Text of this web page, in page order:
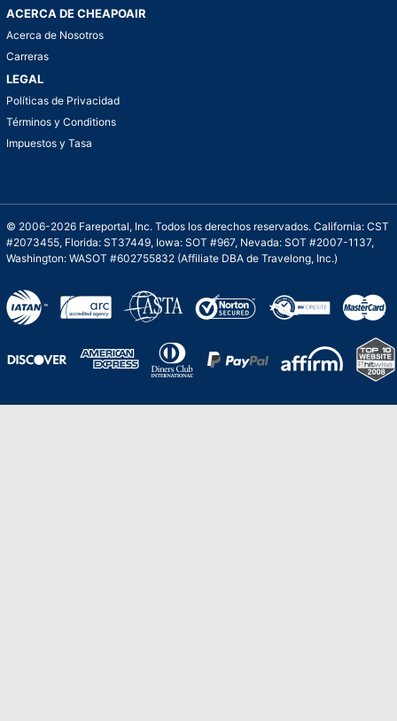
ACERCA DE CHEAPOAIR
Acerca de Nosotros
Carreras
LEGAL
Políticas de Privacidad
Términos y Conditions
Impuestos y Tasa
© 2006-2026 Fareportal, Inc. Todos los derechos reservados. California: CST
#2073455, Florida: ST37449, Iowa: SOT #967, Nevada: SOT #2007-1137,
Washington: WASOT #602755832 (Affiliate DBA de Travelong, Inc.)